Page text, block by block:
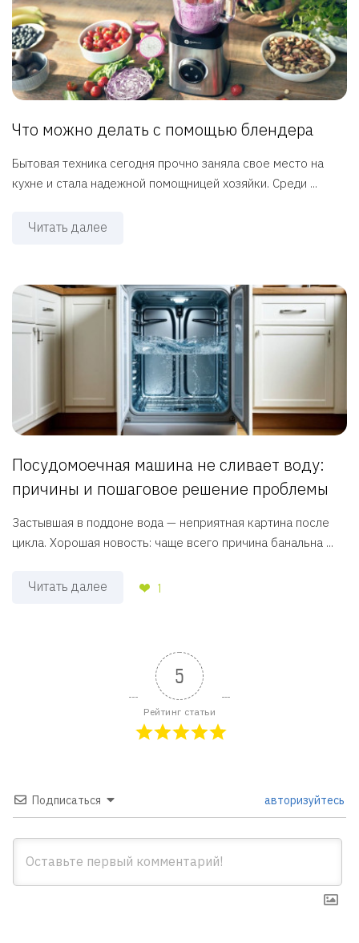
Что можно делать с помощью блендера
Бытовая техника сегодня прочно заняла свое место на
кухне и стала надежной помощницей хозяйки. Среди ...
Читать далее
Посудомоечная машина не сливает воду:
причины и пошаговое решение проблемы
Застывшая в поддоне вода — неприятная картина после
цикла. Хорошая новость: чаще всего причина банальна ...
Читать далее 1
5
Рейтинг статьи
Подписаться авторизуйтесь